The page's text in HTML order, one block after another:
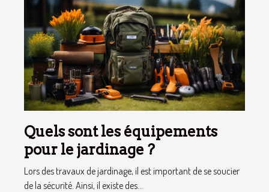
Quels sont les équipements
pour le jardinage ?
Lors des travaux de jardinage, il est important de se soucier
de la sécurité. Ainsi, il existe des...